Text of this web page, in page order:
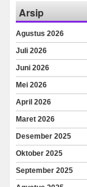
Arsip
Agustus 2026
Juli 2026
Juni 2026
Mei 2026
April 2026
Maret 2026
Desember 2025
Oktober 2025
September 2025